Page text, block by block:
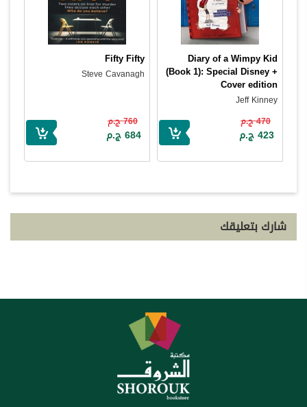
Diary of a Wimpy Kid
(Book 1): Special Disney +
Cover edition
Jeff Kinney
470 ج.م
423 ج.م
Fifty Fifty
Steve Cavanagh
760 ج.م
684 ج.م
شارك بتعليقك